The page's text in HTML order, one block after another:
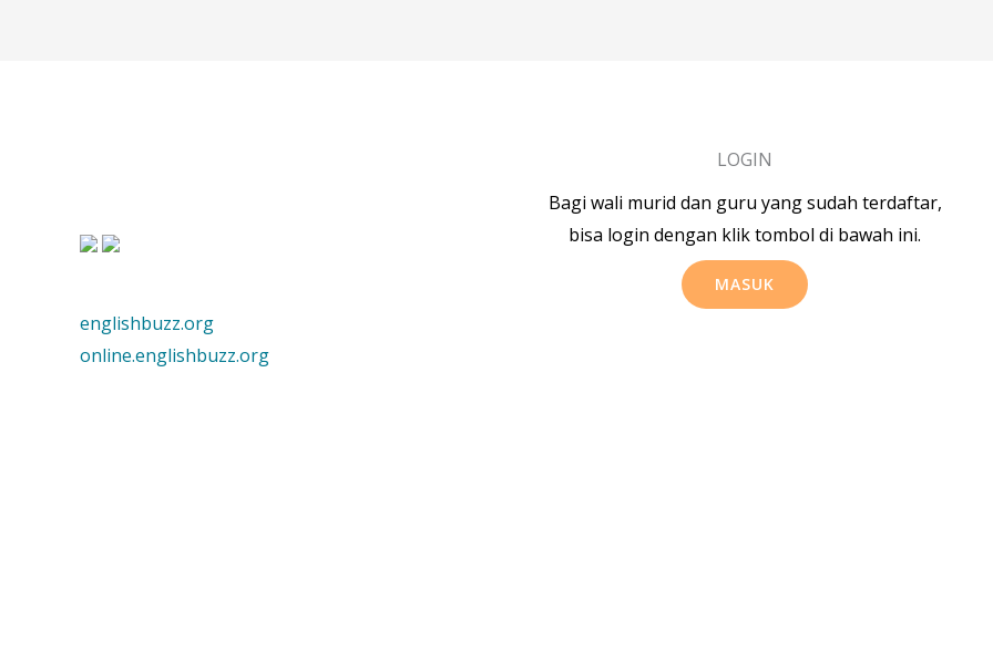
englishbuzz.org
online.englishbuzz.org
LOGIN
Bagi wali murid dan guru yang sudah terdaftar,
bisa login dengan klik tombol di bawah ini.
MASUK